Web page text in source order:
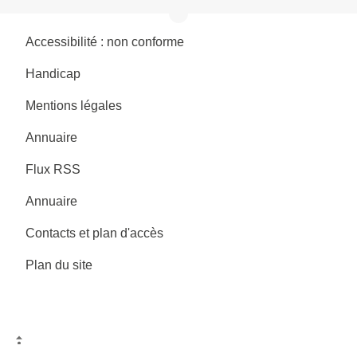
Accessibilité : non conforme
Handicap
Mentions légales
Annuaire
Flux RSS
Annuaire
Contacts et plan d'accès
Plan du site